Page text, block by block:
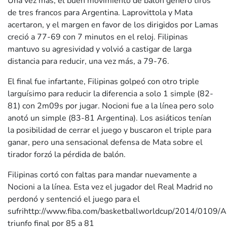
de tres francos para Argentina. Laprovittola y Mata
acertaron, y el margen en favor de los dirigidos por Lamas
creció a 77-69 con 7 minutos en el reloj. Filipinas
mantuvo su agresividad y volvió a castigar de larga
distancia para reducir, una vez más, a 79-76.
El final fue infartante, Filipinas golpeó con otro triple
larguísimo para reducir la diferencia a solo 1 simple (82-
81) con 2m09s por jugar. Nocioni fue a la línea pero solo
anotó un simple (83-81 Argentina). Los asiáticos tenían
la posibilidad de cerrar el juego y buscaron el triple para
ganar, pero una sensacional defensa de Mata sobre el
tirador forzó la pérdida de balón.
Filipinas cortó con faltas para mandar nuevamente a
Nocioni a la línea. Esta vez el jugador del Real Madrid no
perdonó y sentenció el juego para el
sufrihttp://www.fiba.com/basketballworldcup/2014/0109/
triunfo final por 85 a 81